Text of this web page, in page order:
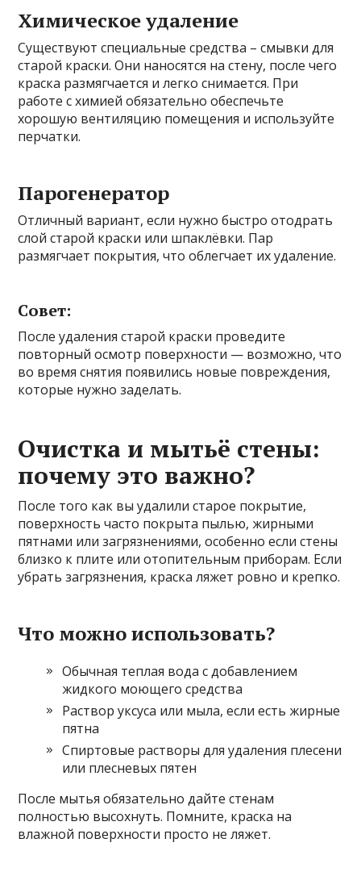
Химическое удаление
Существуют специальные средства – смывки для
старой краски. Они наносятся на стену, после чего
краска размягчается и легко снимается. При
работе с химией обязательно обеспечьте
хорошую вентиляцию помещения и используйте
перчатки.
Парогенератор
Отличный вариант, если нужно быстро отодрать
слой старой краски или шпаклёвки. Пар
размягчает покрытия, что облегчает их удаление.
Совет:
После удаления старой краски проведите
повторный осмотр поверхности — возможно, что
во время снятия появились новые повреждения,
которые нужно заделать.
Очистка и мытьё стены:
почему это важно?
После того как вы удалили старое покрытие,
поверхность часто покрыта пылью, жирными
пятнами или загрязнениями, особенно если стены
близко к плите или отопительным приборам. Если
убрать загрязнения, краска ляжет ровно и крепко.
Что можно использовать?
Обычная теплая вода с добавлением
жидкого моющего средства
Раствор уксуса или мыла, если есть жирные
пятна
Спиртовые растворы для удаления плесени
или плесневых пятен
После мытья обязательно дайте стенам
полностью высохнуть. Помните, краска на
влажной поверхности просто не ляжет.